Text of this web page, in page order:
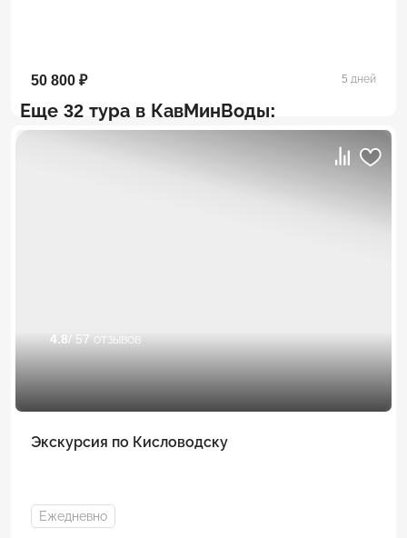
50 800 ₽ 5 дней
Еще 32 тура в КавМинВоды:
4.8/ 57 отзывов
Экскурсия по Кисловодску
Ежедневно